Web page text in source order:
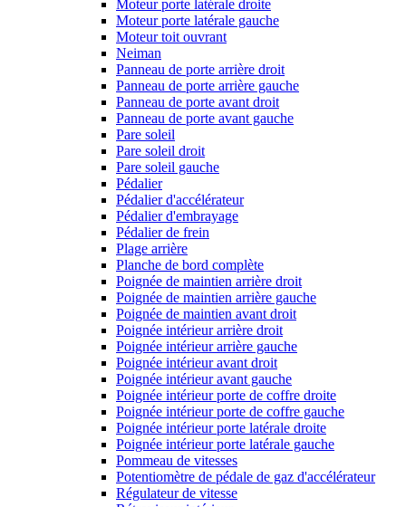
Moteur porte latérale droite
Moteur porte latérale gauche
Moteur toit ouvrant
Neiman
Panneau de porte arrière droit
Panneau de porte arrière gauche
Panneau de porte avant droit
Panneau de porte avant gauche
Pare soleil
Pare soleil droit
Pare soleil gauche
Pédalier
Pédalier d'accélérateur
Pédalier d'embrayage
Pédalier de frein
Plage arrière
Planche de bord complète
Poignée de maintien arrière droit
Poignée de maintien arrière gauche
Poignée de maintien avant droit
Poignée intérieur arrière droit
Poignée intérieur arrière gauche
Poignée intérieur avant droit
Poignée intérieur avant gauche
Poignée intérieur porte de coffre droite
Poignée intérieur porte de coffre gauche
Poignée intérieur porte latérale droite
Poignée intérieur porte latérale gauche
Pommeau de vitesses
Potentiomètre de pédale de gaz d'accélérateur
Régulateur de vitesse